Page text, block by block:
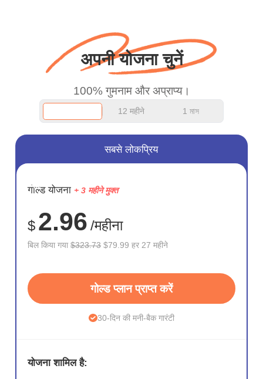
अपनी योजना चुनें
100% गुमनाम और अप्राप्य।
12 महीने 1 মাস
सहेजें
75%
सबसे लोकप्रिय
गोल्ड योजना + 3 महीने मुक्त
$ 2.96 /महीना
बिल किया गया$323.73 $79.99 हर 27 महीने
गोल्ड प्लान प्राप्त करें
30-दिन की मनी-बैक गारंटी
योजना शामिल है: